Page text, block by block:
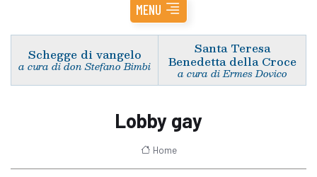
MENU
Schegge di vangelo
a cura di don Stefano Bimbi
Santa Teresa
Benedetta della Croce
a cura di Ermes Dovico
Lobby gay
Home